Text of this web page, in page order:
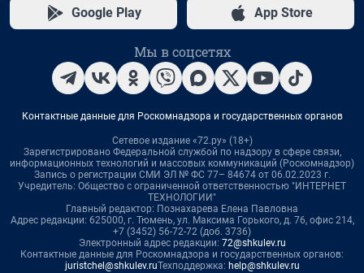
Google Play App Store
Мы в соцсетях
Контактные данные для Роскомнадзора и государственных органов
Сетевое издание «72.ру» (18+)
Зарегистрировано Федеральной службой по надзору в сфере связи,
информационных технологий и массовых коммуникаций (Роскомнадзор)
Запись о регистрации СМИ ЭЛ № ФС 77– 84674 от 06.02.2023 г.
Учредитель: Общество с ограниченной ответственностью "ИНТЕРНЕТ
ТЕХНОЛОГИИ"
Главный редактор: Познахарева Елена Павловна
Адрес редакции: 625000, г. Тюмень, ул. Максима Горького, д. 76, офис 214,
+7 (3452) 56-72-72 (доб. 3736)
Электронный адрес редакции: 72@shkulev.ru
Контактные данные для Роскомнадзора и государственных органов:
juristchel@shkulev.ruТехподдержка: help@shkulev.ru